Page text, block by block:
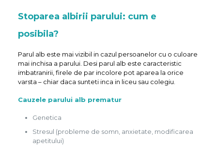
Stoparea albirii parului: cum e
posibila?
Parul alb este mai vizibil in cazul persoanelor cu o culoare
mai inchisa a parului. Desi parul alb este caracteristic
imbatranirii, firele de par incolore pot aparea la orice
varsta – chiar daca sunteti inca in liceu sau colegiu.
Cauzele parului alb prematur
Genetica
Stresul (probleme de somn, anxietate, modificarea
apetitului)